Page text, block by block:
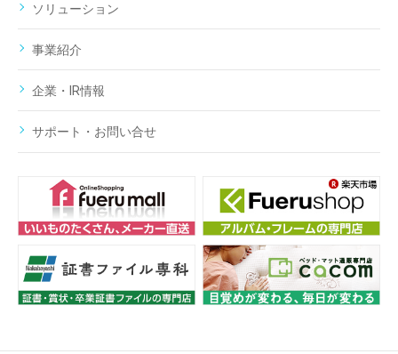
ソリューション
事業紹介
企業・IR情報
サポート・お問い合せ